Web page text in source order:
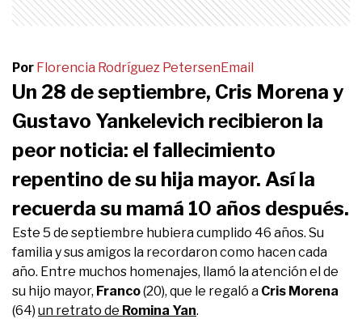
Por Florencia Rodríguez PetersenEmail
Un 28 de septiembre, Cris Morena y
Gustavo Yankelevich recibieron la
peor noticia: el fallecimiento
repentino de su hija mayor. Así la
recuerda su mamá 10 años después.
Este 5 de septiembre hubiera cumplido 46 años. Su
familia y sus amigos la recordaron como hacen cada
año. Entre muchos homenajes, llamó la atención el de
su hijo mayor, Franco(20), que le regaló a Cris Morena
(64) un retrato de Romina Yan.